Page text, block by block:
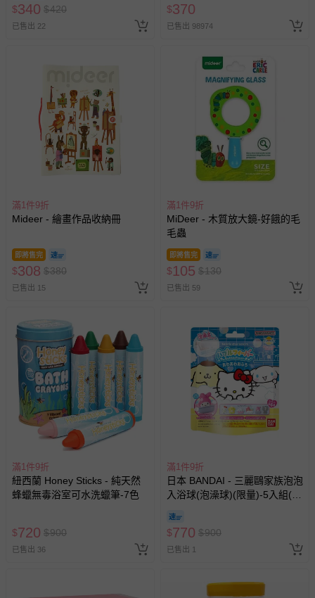
$340 $420
已售出 22
$370
已售出 98974
滿1件9折
Mideer - 繪畫作品收納冊
即將售完
$308 $380
已售出 15
滿1件9折
MiDeer - 木質放大鏡-好餓的毛
毛蟲
即將售完
$105 $130
已售出 59
滿1件9折
紐西蘭 Honey Sticks - 純天然
蜂蠟無毒浴室可水洗蠟筆-7色
$720 $900
已售出 36
滿1件9折
日本 BANDAI - 三麗鷗家族泡泡
入浴球(泡澡球)(限量)-5入組(隨
$770 $900
已售出 1